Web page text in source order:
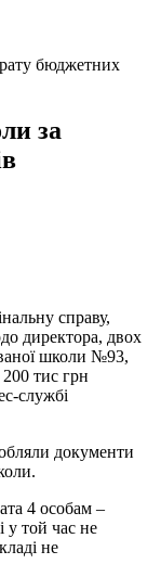
бюджетних
за
справу,
директора, двох
школи №93,
200 тис грн
службі
документи
4 особам –
у той час не
не